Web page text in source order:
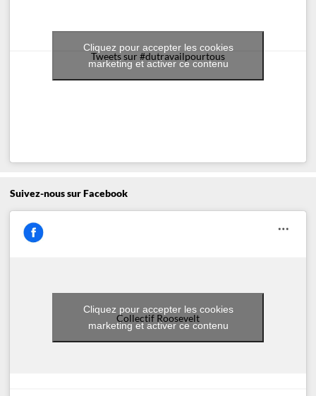
Tweets sur #dutravailpourtous
Cliquez pour accepter les cookies
marketing et activer ce contenu
Suivez-nous sur Facebook
Collectif Roosevelt
Cliquez pour accepter les cookies
marketing et activer ce contenu